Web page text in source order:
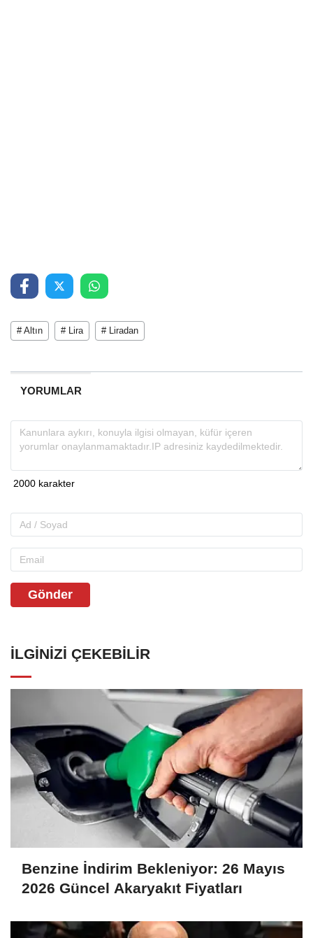
# Altın # Lira # Liradan
YORUMLAR
Gönder
İLGINIZI ÇEKEBILIR
Benzine İndirim Bekleniyor: 26 Mayıs
2026 Güncel Akaryakıt Fiyatları